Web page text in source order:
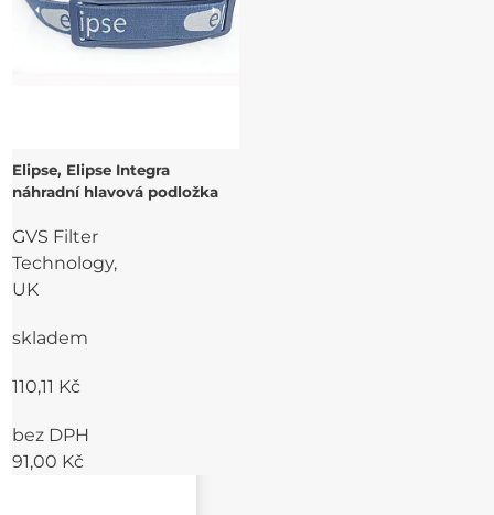
Elipse, Elipse Integra
náhradní hlavová podložka
GVS Filter
Technology,
UK
skladem
110,11 Kč
bez DPH
91,00 Kč